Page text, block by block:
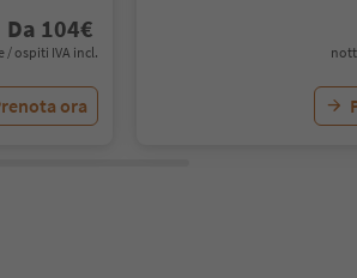
Da 104€
/ ospiti IVA incl.
ora